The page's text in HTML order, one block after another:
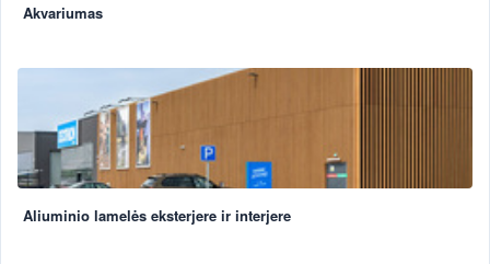
Akvariumas
Aliuminio lamelės eksterjere ir interjere